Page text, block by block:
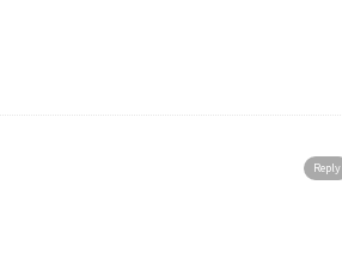
Reply